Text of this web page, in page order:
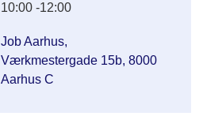
10:00 -12:00
Job Aarhus,
Værkmestergade 15b, 8000
Aarhus C